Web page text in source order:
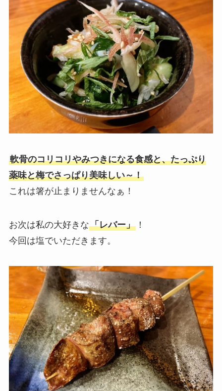
軟骨のコリコリやみつきになる食感と、たっぷり
薬味と梅でさっぱり美味しい～！
これは箸が止まりませんなぁ！
お次は私の大好きな「レバー」！
今回は塩でいただきます。